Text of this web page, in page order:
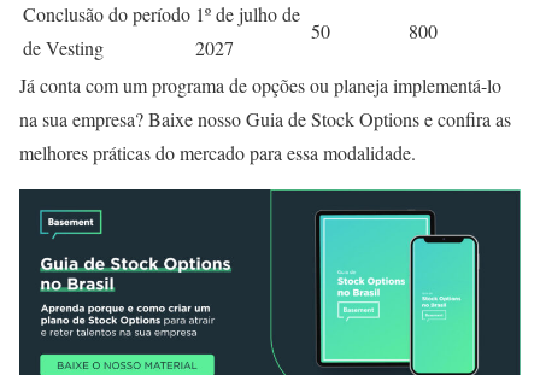
Conclusão do período
de Vesting
1º de julho de
2027
50 800
Já conta com um programa de opções ou planeja implementá-lo
na sua empresa? Baixe nosso Guia de Stock Options e confira as
melhores práticas do mercado para essa modalidade.